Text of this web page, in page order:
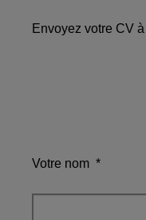
Envoyez votre CV
Votre nom *